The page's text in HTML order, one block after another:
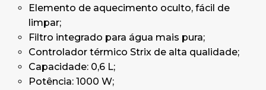
Elemento de aquecimento oculto, fácil de
limpar;
Filtro integrado para água mais pura;
Controlador térmico Strix de alta qualidade;
Capacidade: 0,6 L;
Potência: 1000 W;